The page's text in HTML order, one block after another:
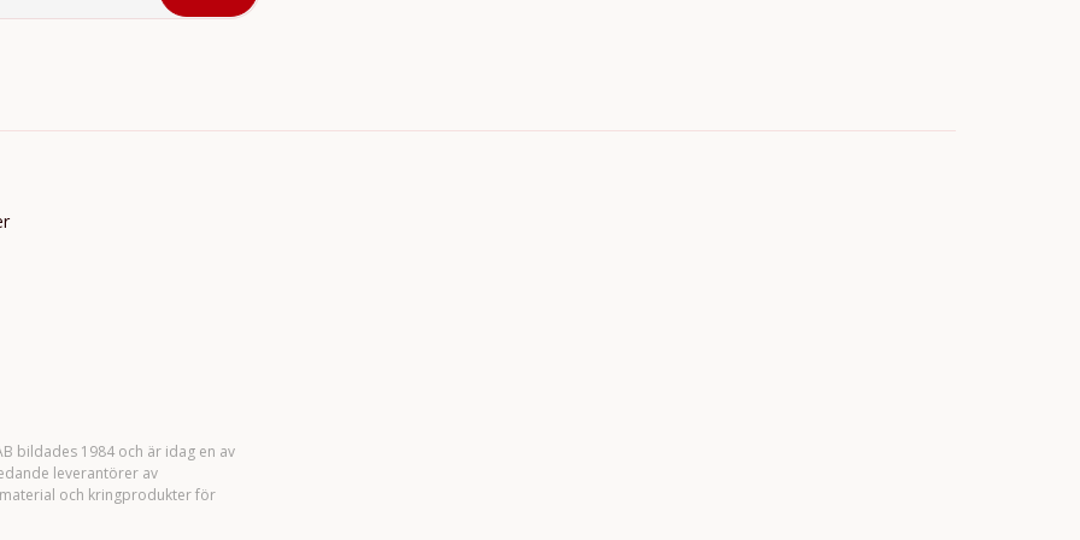
bildades 1984 och är idag en av
leverantörer av
och kringprodukter för